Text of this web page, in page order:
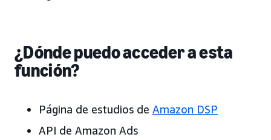
¿Dónde puedo acceder a esta
función?
Página de estudios de Amazon DSP
API de Amazon Ads